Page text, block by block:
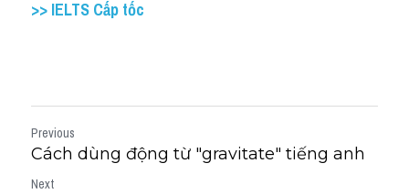
>> IELTS Cấp tốc
Previous
Cách dùng động từ "gravitate" tiếng anh
Next